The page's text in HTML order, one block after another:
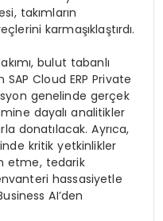
takımların
karmaşıklaştırdı.
bulut tabanlı
Cloud ERP Private
genelinde gerçek
dayalı analitikler
donatılacak. Ayrıca,
kritik yetkinlikler
etme, tedarik
hassasiyetle
AI’den